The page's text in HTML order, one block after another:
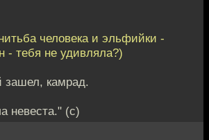
человека и эльфийки -
- тебя не удивляла?)
зашел, камрад.
невеста." (с)